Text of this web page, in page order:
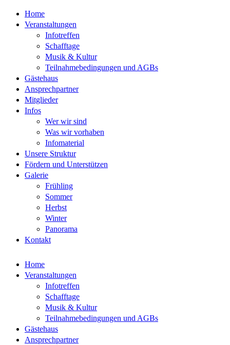
Home
Veranstaltungen
Infotreffen
Schafftage
Musik & Kultur
Teilnahmebedingungen und AGBs
Gästehaus
Ansprechpartner
Mitglieder
Infos
Wer wir sind
Was wir vorhaben
Infomaterial
Unsere Struktur
Fördern und Unterstützen
Galerie
Frühling
Sommer
Herbst
Winter
Panorama
Kontakt
Home
Veranstaltungen
Infotreffen
Schafftage
Musik & Kultur
Teilnahmebedingungen und AGBs
Gästehaus
Ansprechpartner